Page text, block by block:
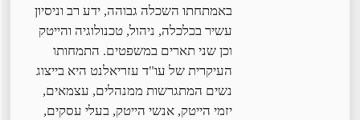
באמתחתו השכלה גבוהה, ידע רב וניסיון
עשיר בכלכלה, ניהול, טכנולוגיה והייטק
וכן שני תארים במשפטים. התמחותו
העיקרית של עו"ד עזריאלנט היא בייצוג
נשים המתגרשות ממנהלים, עצמאים,
יזמי הייטק, אנשי הייטק, בעלי עסקים,